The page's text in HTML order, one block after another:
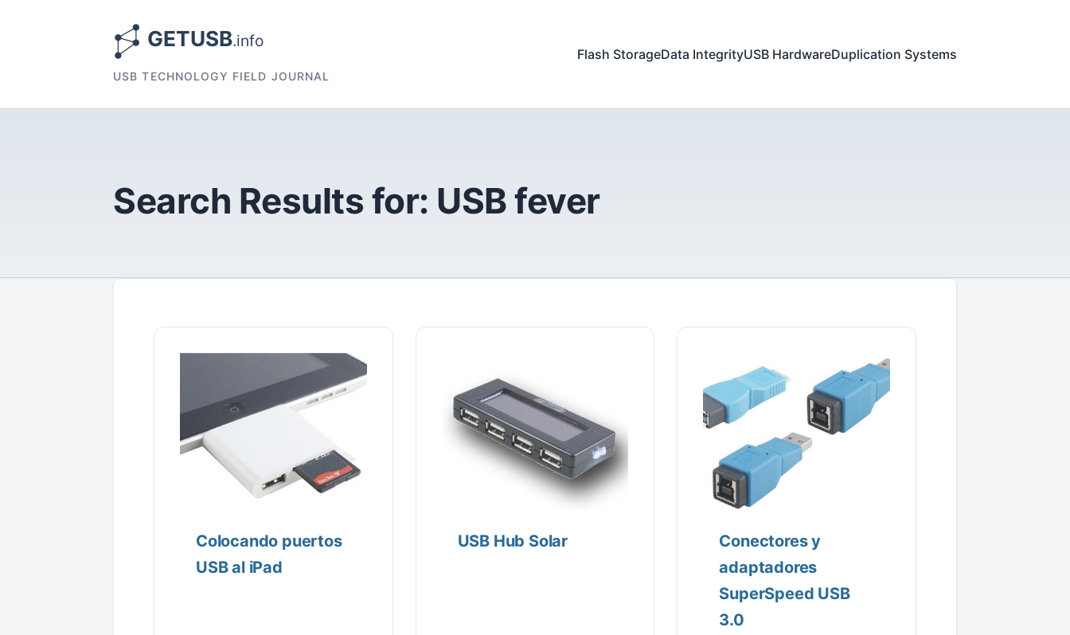
USB TECHNOLOGY FIELD JOURNAL
Flash StorageData IntegrityUSB HardwareDuplication Systems
Search Results for: USB fever
Colocando puertos
USB al iPad
USB Hub Solar
Conectores y
adaptadores
SuperSpeed USB
3.0